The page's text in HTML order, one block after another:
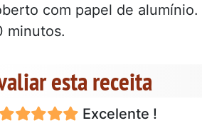
com papel de
minutos.
esta receita
Excelente !